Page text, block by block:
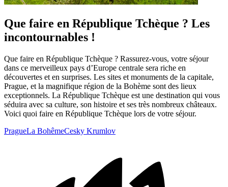
Que faire en République Tchèque ? Les
incontournables !
Que faire en République Tchèque ? Rassurez-vous, votre séjour
dans ce merveilleux pays d’Europe centrale sera riche en
découvertes et en surprises. Les sites et monuments de la capitale,
Prague, et la magnifique région de la Bohème sont des lieux
exceptionnels. La République Tchèque est une destination qui vous
séduira avec sa culture, son histoire et ses très nombreux châteaux.
Voici quoi faire en République Tchèque lors de votre séjour.
PragueLa BohêmeCesky Krumlov